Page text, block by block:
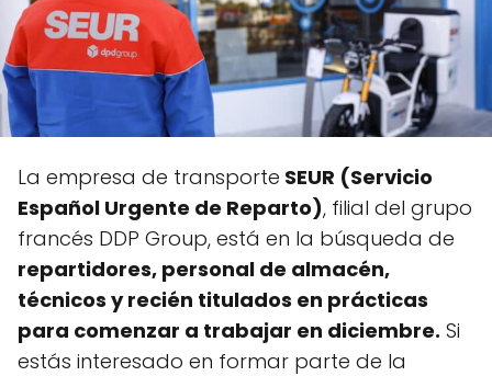
La empresa de transporte SEUR (Servicio
Español Urgente de Reparto), filial del grupo
francés DDP Group, está en la búsqueda de
repartidores, personal de almacén,
técnicos y recién titulados en prácticas
para comenzar a trabajar en diciembre. Si
estás interesado en formar parte de la